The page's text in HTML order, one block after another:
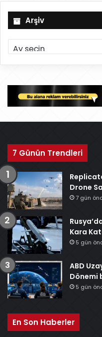
Arşiv
r
ş
v
7 Günün Trendleri
Drone
7 gün
Kara
5 gün
ABD
Dönemi
5 gün
En Son Haberler